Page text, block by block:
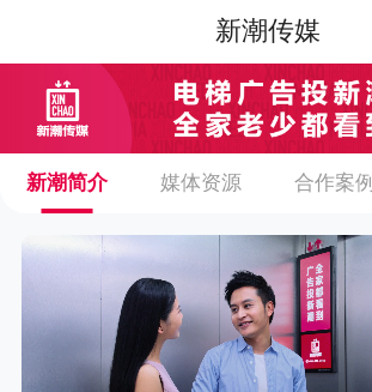
新潮传媒
新潮简介 媒体资源 合作案例